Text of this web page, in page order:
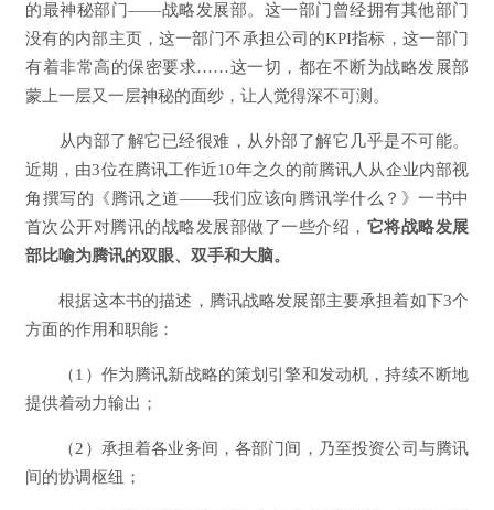
的最神秘部门——战略发展部。这一部门曾经拥有其他部门
没有的内部主页，这一部门不承担公司的KPI指标，这一部门
有着非常高的保密要求……这一切，都在不断为战略发展部
蒙上一层又一层神秘的面纱，让人觉得深不可测。
从内部了解它已经很难，从外部了解它几乎是不可能。
近期，由3位在腾讯工作近10年之久的前腾讯人从企业内部视
角撰写的《腾讯之道——我们应该向腾讯学什么？》一书中
首次公开对腾讯的战略发展部做了一些介绍， 它将战略发展
部比喻为腾讯的双眼、双手和大脑。
根据这本书的描述，腾讯战略发展部主要承担着如下3个
方面的作用和职能：
（1）作为腾讯新战略的策划引擎和发动机，持续不断地
提供着动力输出；
（2）承担着各业务间，各部门间，乃至投资公司与腾讯
间的协调枢纽；